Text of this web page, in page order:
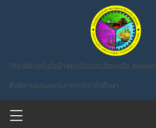
วิทยาลัยเทคโนโลยีภาคตะวันออกเฉียงเหนือ สกลนคร
สำนักงานคณะกรรมการการอาชีวศึกษา